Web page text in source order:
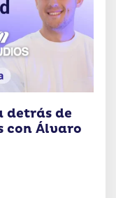
detrás de
con Álvaro